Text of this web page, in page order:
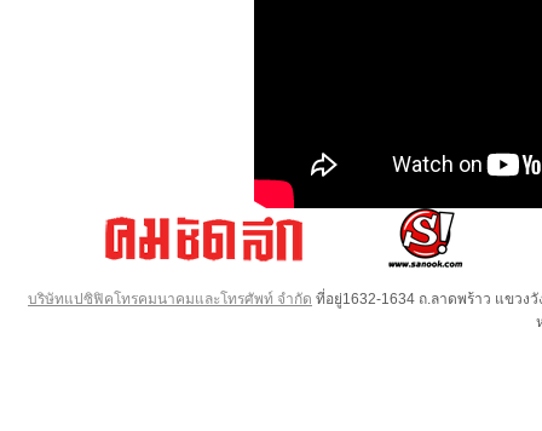
บริษัทแปซิฟิคโทรคมนาคมและโทรศัพท์ จำกัด ที่อยู่1632-1634 ถ.ลาดพร้าว แขวง